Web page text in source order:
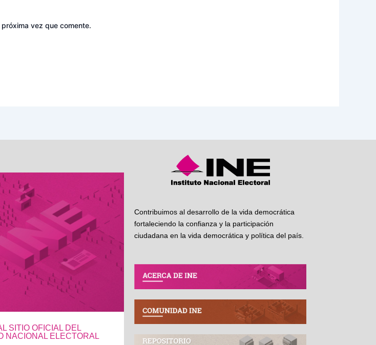
vez que comente.
SITIO OFICIAL DEL
NACIONAL ELECTORAL
Contribuimos al desarrollo de la vida democrática
fortaleciendo la confianza y la participación
ciudadana en la vida democrática y política del país.